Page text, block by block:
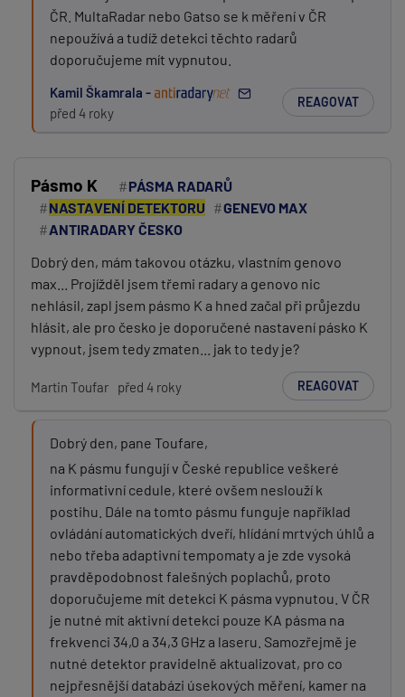
PŘIDAT PŘÍSPĚVEK
ČR. MultaRadar nebo Gatso se k měření v ČR
nepoužívá a tudíž detekci těchto radarů
doporučujeme mít vypnutou.
Kamil Škamrala -
před 4 roky
REAGOVAT
Pásmo K
PÁSMA RADARŮ
NASTAVENÍ DETEKTORU
GENEVO MAX
ANTIRADARY ČESKO
Dobrý den, mám takovou otázku, vlastním genovo
max... Projížděl jsem třemi radary a genovo nic
nehlásil, zapl jsem pásmo K a hned začal při průjezdu
hlásit, ale pro česko je doporučené nastavení pásko K
vypnout, jsem tedy zmaten... jak to tedy je?
Martin Toufar před 4 roky REAGOVAT
Dobrý den, pane Toufare,
na K pásmu fungují v České republice veškeré
informativní cedule, které ovšem neslouží k
postihu. Dále na tomto pásmu funguje například
ovládání automatických dveří, hlídání mrtvých úhlů a
nebo třeba adaptivní tempomaty a je zde vysoká
pravděpodobnost falešných poplachů, proto
doporučujeme mít detekci K pásma vypnutou. V ČR
je nutné mít aktivní detekci pouze KA pásma na
frekvenci 34,0 a 34,3 GHz a laseru. Samozřejmě je
nutné detektor pravidelně aktualizovat, pro co
nejpřesnější databázi úsekových měření, kamer na